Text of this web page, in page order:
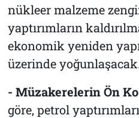
nükleer malzeme
yaptırımların
ekonomik yeniden
üzerinde
- Müzakerelerin Ön
göre, petrol